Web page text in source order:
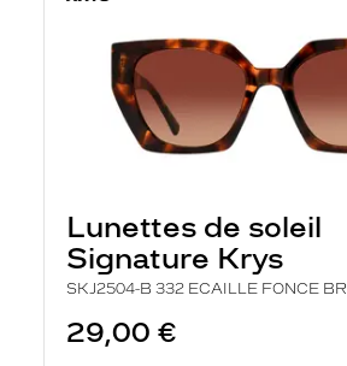
Lunettes de soleil
Signature Krys
SKJ2504-B 332 ECAILLE FONCE BR
29,00 €